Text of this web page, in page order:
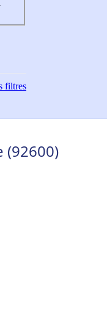
.
filtres
(92600)